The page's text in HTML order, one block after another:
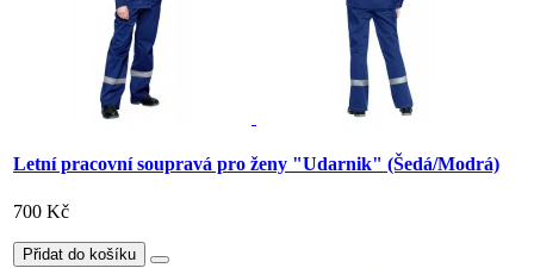
Letní pracovní soupravá pro ženy "Udarnik" (Šedá/Modrá)
700 Kč
Přidat do košíku